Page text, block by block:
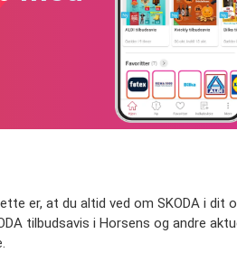
er, at du altid ved om SKODA i dit
tilbudsavis i Horsens og andre